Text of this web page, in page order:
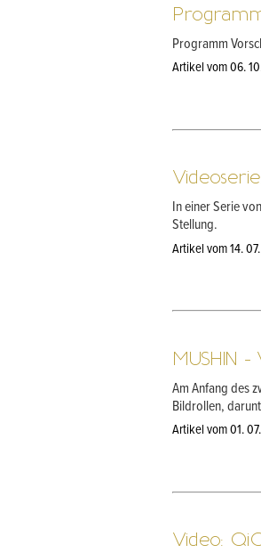
Programm
Artikel vom 06.
In einer Serie
Stellung.
Artikel vom 14.
MUSHIN
Am Anfang des
Bildrollen,
Artikel vom 01.
Video: